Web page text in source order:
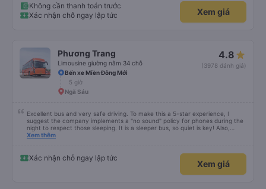
điểm dừng, họ đánh thức chúng tôi dậy và đảm bảo chúng tôi đã sẵn sàng.
Nhìn chung, đó là một trải nghiệm tốt. Mỗi giường đều có gối và chăn, và đủ
chỗ cho 1 người lớn và 1 trẻ em nằm thoải mái.
Không cần thanh toán trước
Xác nhận chỗ ngay lập tức
Xem giá
Phương Trang
Limousine giường nằm 34 chỗ
4.8
(3978 đánh giá)
Bến xe Miền Đông Mới
5 giờ
Ngã Sáu
Excellent bus and very safe driving. To make this a 5-star experience, I
suggest the company implements a "no sound" policy for phones during the
night to respect those sleeping. It is a sleeper bus, so quiet is key! Also,
please display the Wi-Fi password clearly inside the cabin for convenience. I
quy định rõ ràng về việc giữ im lặng (tắt âm thanh điện thoại) vào ban đêm
để tránh làm phiền hành khách khác ngủ. Ngoài ra, nhà xe nên dán sẵn mật
khẩu Wi-Fi trong xe để hành khách dễ dàng sử dụng. Tôi vẫn sẽ tiếp tục ủng
Xem thêm
Xác nhận chỗ ngay lập tức
Xem giá